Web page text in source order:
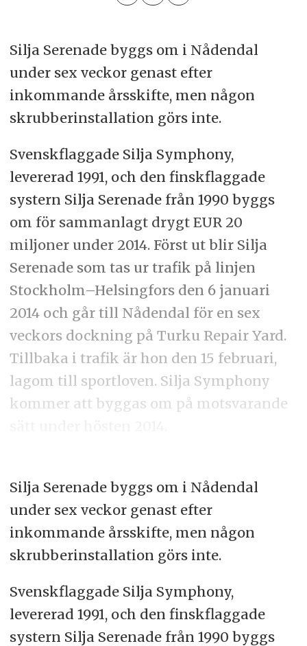
Silja Serenade byggs om i Nådendal
under sex veckor genast efter
inkommande årsskifte, men någon
skrubberinstallation görs inte.
Svenskflaggade Silja Symphony,
levererad 1991, och den finskflaggade
systern Silja Serenade från 1990 byggs
om för sammanlagt drygt EUR 20
miljoner under 2014. Först ut blir Silja
Serenade som tas ur trafik på linjen
Stockholm–Helsingfors den 6 januari
2014 och går till Nådendal för en sex
veckors dockning på Turku Repair Yard.
Tillbaka i trafik är hon den 15 februari,
lagom till sportloven. Silja Symphony
kommer att byggas om på motsvarande
Silja Serenade byggs om i Nådendal
under sex veckor genast efter
inkommande årsskifte, men någon
skrubberinstallation görs inte.
Svenskflaggade Silja Symphony,
levererad 1991, och den finskflaggade
systern Silja Serenade från 1990 byggs